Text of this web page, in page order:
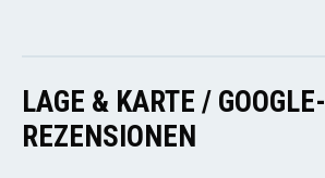
LAGE & KARTE / GOOGLE-
REZENSIONEN